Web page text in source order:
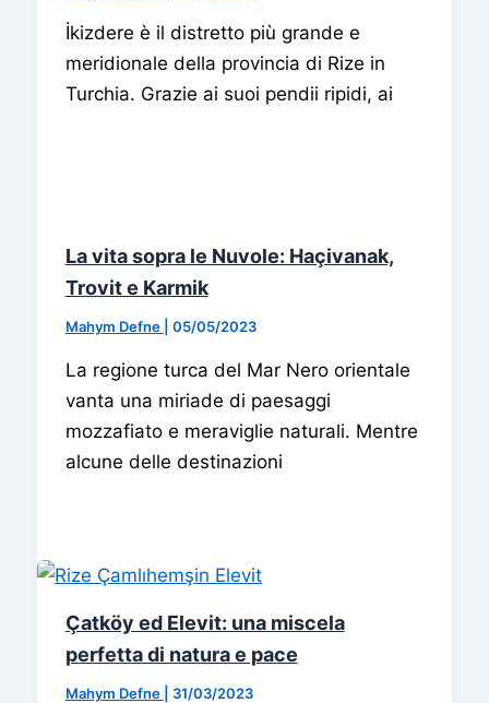
İkizdere è il distretto più grande e
meridionale della provincia di Rize in
Turchia. Grazie ai suoi pendii ripidi, ai
La vita sopra le Nuvole: Haçivanak,
Trovit e Karmik
Mahym Defne 05/05/2023
La regione turca del Mar Nero orientale
vanta una miriade di paesaggi
mozzafiato e meraviglie naturali. Mentre
alcune delle destinazioni
Çatköy ed Elevit: una miscela
perfetta di natura e pace
Mahym Defne 31/03/2023